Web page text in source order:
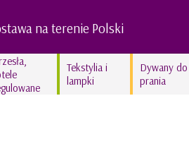
na terenie Polski
Tekstylia i
lampki
Dywany do
prania